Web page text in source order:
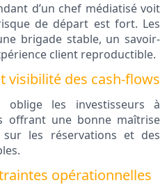
d’un chef médiatisé voit
de départ est fort. Les
brigade stable, un savoir-
client reproductible.
visibilité des cash-flows
les investisseurs à
offrant une bonne maîtrise
les réservations et des
opérationnelles